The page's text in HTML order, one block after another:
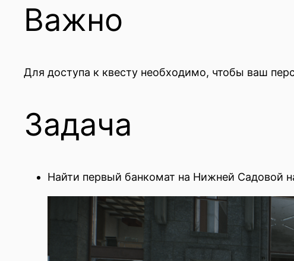
Важно
Для доступа к квесту необходимо, чтобы ваш
Задача
Найти первый банкомат на Нижней Садовой